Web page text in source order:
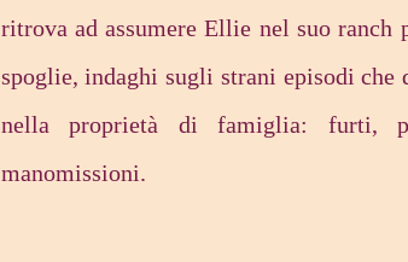
ritrova ad assumere Ellie nel suo ranch
spoglie, indaghi sugli strani episodi che
nella proprietà di famiglia: furti,
manomissioni.